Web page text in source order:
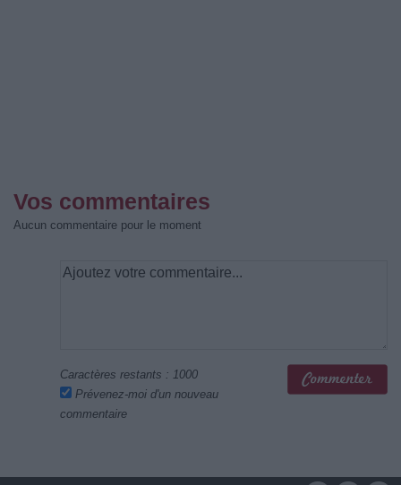
Vos commentaires
Aucun commentaire pour le moment
Caractères restants : 1000
Prévenez-moi d'un nouveau
commentaire